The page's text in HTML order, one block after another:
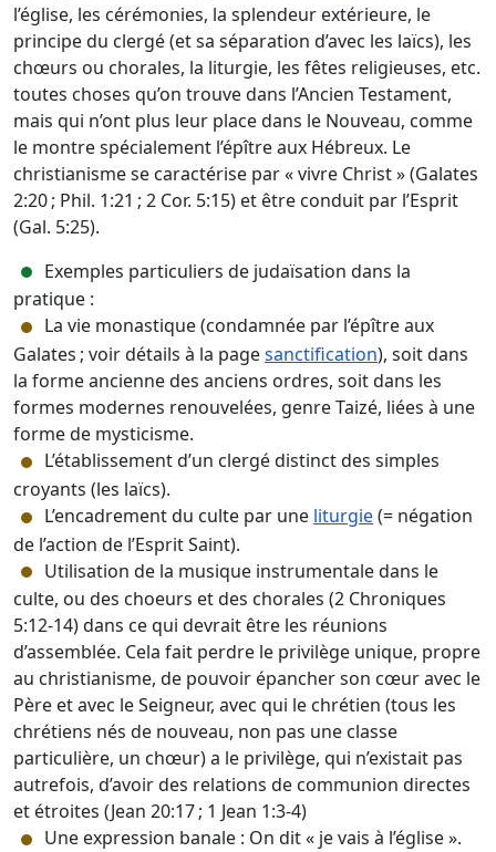
l’église, les cérémonies, la splendeur extérieure, le
principe du clergé (et sa séparation d’avec les laïcs), les
chœurs ou chorales, la liturgie, les fêtes religieuses, etc.
toutes choses qu’on trouve dans l’Ancien Testament,
mais qui n’ont plus leur place dans le Nouveau, comme
le montre spécialement l’épître aux Hébreux. Le
christianisme se caractérise par « vivre Christ » (Galates
2:20 ; Phil. 1:21 ; 2 Cor. 5:15) et être conduit par l’Esprit
(Gal. 5:25).
Exemples particuliers de judaïsation dans la
pratique :
La vie monastique (condamnée par l’épître aux
Galates ; voir détails à la pagesanctification), soit dans
la forme ancienne des anciens ordres, soit dans les
formes modernes renouvelées, genre Taizé, liées à une
forme de mysticisme.
L’établissement d’un clergé distinct des simples
croyants (les laïcs).
L’encadrement du culte par une liturgie(= négation
de l’action de l’Esprit Saint).
Utilisation de la musique instrumentale dans le
culte, ou des choeurs et des chorales (2 Chroniques
5:12-14) dans ce qui devrait être les réunions
d’assemblée. Cela fait perdre le privilège unique, propre
au christianisme, de pouvoir épancher son cœur avec le
Père et avec le Seigneur, avec qui le chrétien (tous les
chrétiens nés de nouveau, non pas une classe
particulière, un chœur) a le privilège, qui n’existait pas
autrefois, d’avoir des relations de communion directes
et étroites (Jean 20:17 ; 1 Jean 1:3-4)
Une expression banale : On dit « je vais à l’église ».